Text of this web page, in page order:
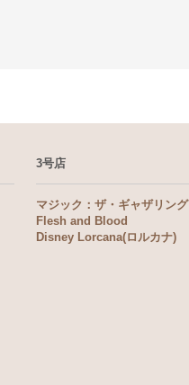
3号店
マジック：ザ・ギャザリング
Flesh and Blood
Disney Lorcana(ロルカナ)